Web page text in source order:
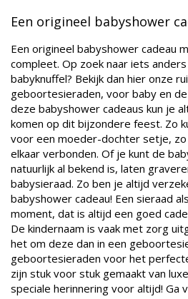
Een origineel babyshower
Een origineel babyshower cadeau
compleet. Op zoek naar iets
babyknuffel? Bekijk dan hier onze
geboortesieraden, voor baby en
deze babyshower cadeaus kun je
komen op dit bijzondere feest. Zo
voor een moeder-dochter setje,
elkaar verbonden. Of je kunt de
natuurlijk al bekend is, laten
babysieraad. Zo ben je altijd
babyshower cadeau! Een sieraad
moment, dat is altijd een goed
De kindernaam is vaak met zorg
het om deze dan in een
geboortesieraden voor het
zijn stuk voor stuk gemaakt van
speciale herinnering voor altijd! Ga